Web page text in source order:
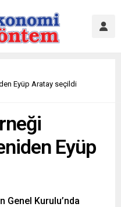
Eyüp Aratay seçildi
Eyüp
Genel Kurulu’nda